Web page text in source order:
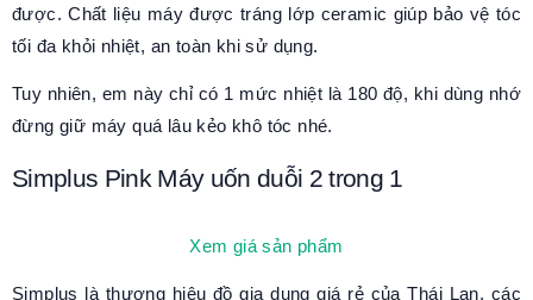
được. Chất liệu máy được tráng lớp ceramic giúp bảo vệ tóc
tối đa khỏi nhiệt, an toàn khi sử dụng.
Tuy nhiên, em này chỉ có 1 mức nhiệt là 180 độ, khi dùng nhớ
đừng giữ máy quá lâu kẻo khô tóc nhé.
Simplus Pink Máy uốn duỗi 2 trong 1
Xem giá sản phẩm
Simplus là thương hiệu đồ gia dụng giá rẻ của Thái Lan, các